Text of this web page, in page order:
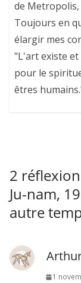
de
Toujours en
élargir mes
"L'art existe
pour le
êtres
2
Ju-nam,
autre
1